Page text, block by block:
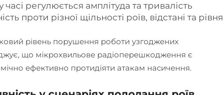
регулюється амплітуда та тривалість
проти різної щільності роїв, відстані та рівня
рівень порушення роботи узгоджених
що мікрохвильове радіоперешкодження є
ефективно протидіяти атакам насичення.